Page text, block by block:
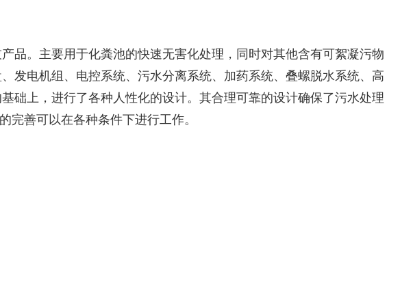
品。主要用于化粪池的快速无害化处理，同时对其他含有可絮凝污物
发电机组、电控系统、污水分离系统、加药系统、叠螺脱水系统、高
础上，进行了各种人性化的设计。其合理可靠的设计确保了污水处理
善可以在各种条件下进行工作。